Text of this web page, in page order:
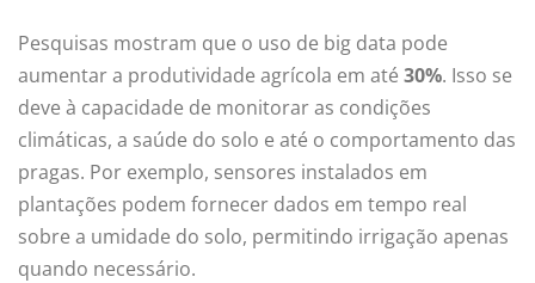
Pesquisas mostram que o uso de big data pode
aumentar a produtividade agrícola em até 30%. Isso se
deve à capacidade de monitorar as condições
climáticas, a saúde do solo e até o comportamento das
pragas. Por exemplo, sensores instalados em
plantações podem fornecer dados em tempo real
sobre a umidade do solo, permitindo irrigação apenas
quando necessário.